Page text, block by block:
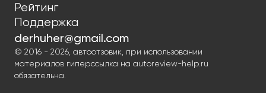
Рейтинг
Поддержка
derhuher@gmail.com
© 2016 - 2026, автоотзовик, при использовании
материалов гиперссылка на autoreview-help.ru
обязательна.